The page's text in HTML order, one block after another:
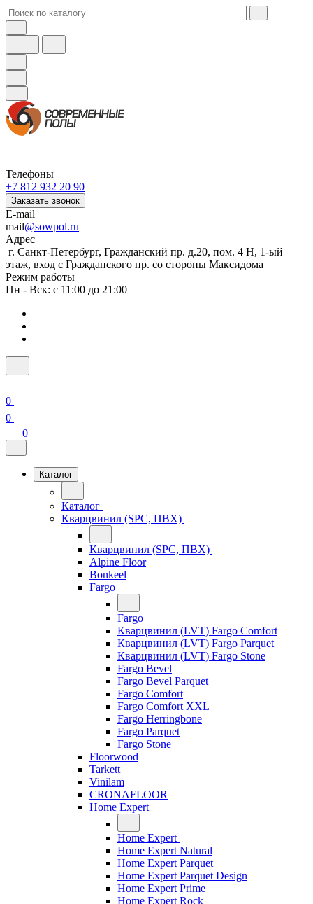
Телефоны
+7 812 932 20 90
Заказать звонок
E-mail
mail@sowpol.ru
Адрес
г. Санкт-Петербург, Гражданский пр. д.20, пом. 4 Н, 1-ый
этаж, вход с Гражданского пр. со стороны Максидома
Режим работы
Пн - Вск: с 11:00 до 21:00
0
0
0
Каталог
Каталог
Кварцвинил (SPC, ПВХ)
Кварцвинил (SPC, ПВХ)
Alpine Floor
Bonkeel
Fargo
Fargo
Кварцвинил (LVT) Fargo Comfort
Кварцвинил (LVT) Fargo Parquet
Кварцвинил (LVT) Fargo Stone
Fargo Bevel
Fargo Bevel Parquet
Fargo Comfort
Fargo Comfort XXL
Fargo Herringbone
Fargo Parquet
Fargo Stone
Floorwood
Tarkett
Vinilam
CRONAFLOOR
Home Expert
Home Expert
Home Expert Natural
Home Expert Parquet
Home Expert Parquet Design
Home Expert Prime
Home Expert Rock